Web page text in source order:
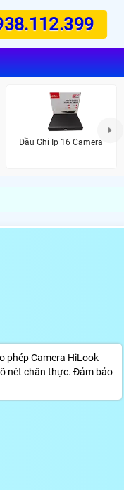
Đầu Ghi Ip 16 Camera
phép Camera HiLook
nét chân thực. Đảm bảo